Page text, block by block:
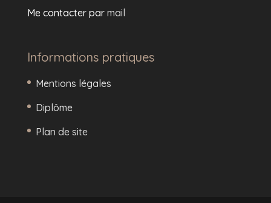
Me contacter par mail
Informations pratiques
Mentions légales
Diplôme
Plan de site